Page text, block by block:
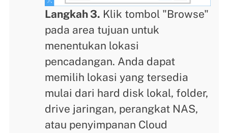
Langkah 3. Klik tombol "Browse"
pada area tujuan untuk
menentukan lokasi
pencadangan. Anda dapat
memilih lokasi yang tersedia
mulai dari hard disk lokal, folder,
drive jaringan, perangkat NAS,
atau penyimpanan Cloud